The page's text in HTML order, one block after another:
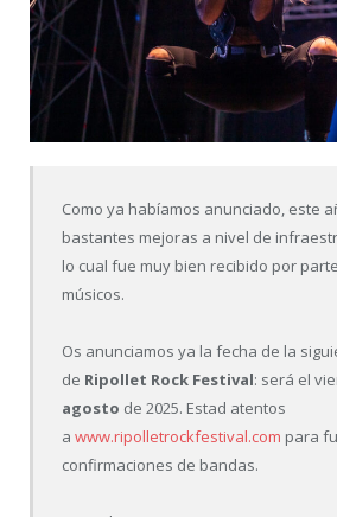
Como ya habíamos anunciado, este
bastantes mejoras a nivel de
lo cual fue muy bien recibido por
músicos.
Os anunciamos ya la fecha de la
de Ripollet Rock Festival: será el
agosto de 2025. Estad atentos
awww.ripolletrockfestival.com para
confirmaciones de bandas.